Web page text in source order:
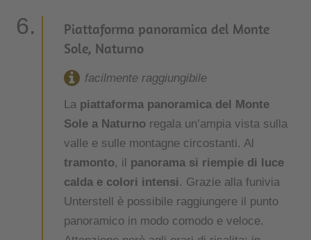
Piattaforma panoramica del Monte
Sole, Naturno
facilmente raggiungibile
La piattaforma panoramica del Monte
Sole a Naturno regala un’ampia vista sulla
valle e sulle montagne circostanti. Al
tramonto, il panorama si riempie di luce
calda e colori intensi. Grazie alla funivia
Unterstell è possibile raggiungere il punto
panoramico in modo comodo e veloce.